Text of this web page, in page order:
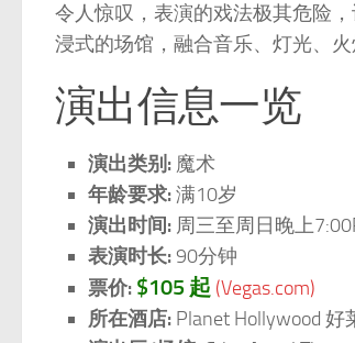
令人惊叹，表演的戏法极其危险
浸式的场馆，融合音乐、灯光、火
演出信息一览
演出类别: 魔术
年龄要求:满10岁
演出时间: 周三至周日晚上
表演时长:90分钟
票价: $105 起 (Vegas.com)
所在酒店: Planet Hollywood